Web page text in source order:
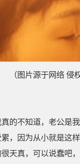
（图片源于网络 侵
的不知道，老公是
，因为从小就是这
天真，可以说蠢吧